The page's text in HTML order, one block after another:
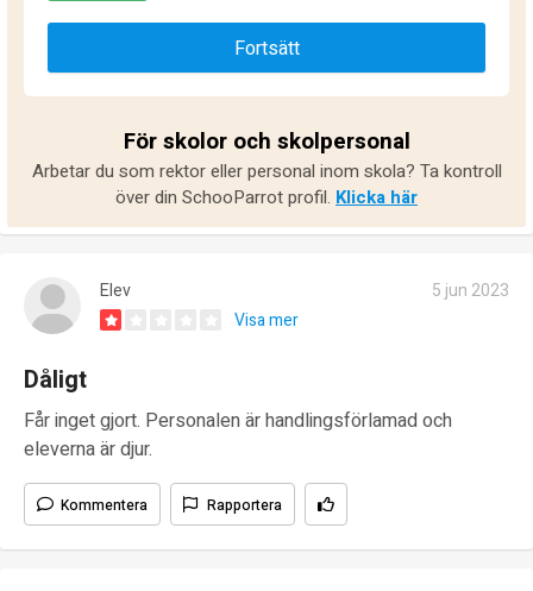
Fortsätt
För skolor och skolpersonal
Arbetar du som rektor eller personal inom skola? Ta kontroll
över din SchooParrot profil. Klicka här
Elev
5 jun 2023
Visa mer
Dåligt
Får inget gjort. Personalen är handlingsförlamad och
eleverna är djur.
Kommentera Rapportera